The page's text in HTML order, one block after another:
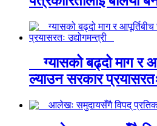
ग्यासको बढ्दो माग र
ल्याउन सरकार